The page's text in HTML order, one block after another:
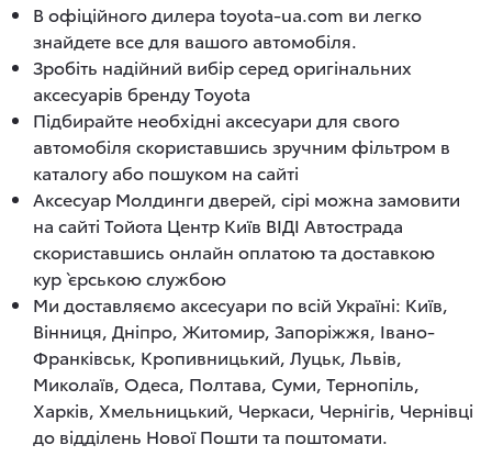
В офіційного дилера toyota-ua.com ви легко
знайдете все для вашого автомобіля.
Зробіть надійний вибір серед оригінальних
аксесуарів бренду Toyota
Підбирайте необхідні аксесуари для свого
автомобіля скориставшись зручним фільтром в
каталогу або пошуком на сайті
Аксесуар Молдинги дверей, сірі можна замовити
на сайті Тойота Центр Київ ВІДІ Автострада
скориставшись онлайн оплатою та доставкою
кур`єрською службою
Ми доставляємо аксесуари по всій Україні: Київ,
Вінниця, Дніпро, Житомир, Запоріжжя, Івано-
Франківськ, Кропивницький, Луцьк, Львів,
Миколаїв, Одеса, Полтава, Суми, Тернопіль,
Харків, Хмельницький, Черкаси, Чернігів, Чернівці
до відділень Нової Пошти та поштомати.